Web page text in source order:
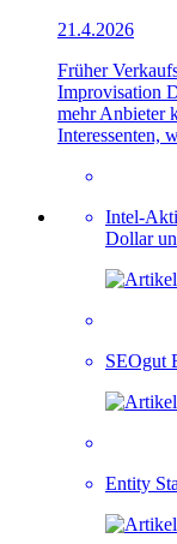
21.4.2026
Früher
Improvisation
mehr Anbieter
Interessenten,
Intel-
Dollar
SEOgut
Entity